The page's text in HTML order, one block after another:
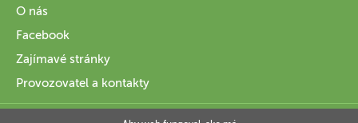
O nás
Facebook
Zajímavé stránky
Provozovatel a kontakty